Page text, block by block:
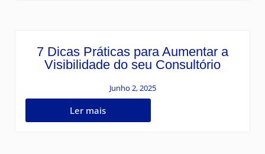
7 Dicas Práticas para Aumentar a
Visibilidade do seu Consultório
Junho 2, 2025
Ler mais